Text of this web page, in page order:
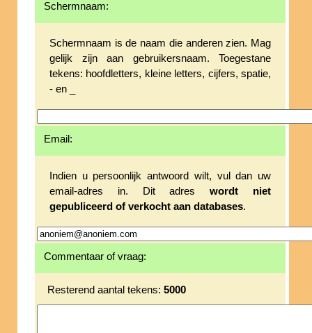
Schermnaam:
Schermnaam is de naam die anderen zien. Mag
gelijk zijn aan gebruikersnaam. Toegestane
tekens: hoofdletters, kleine letters, cijfers, spatie,
- en _
Email:
Indien u persoonlijk antwoord wilt, vul dan uw
email-adres in. Dit adreswordt niet
gepubliceerd of verkocht aan databases.
Commentaar of vraag:
Resterend aantal tekens: 5000